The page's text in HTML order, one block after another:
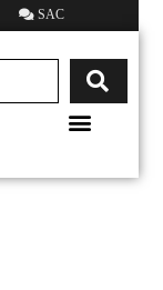
SAC